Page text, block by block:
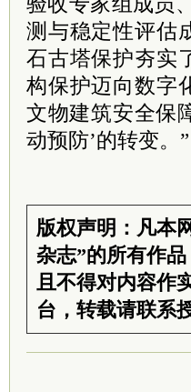
测与稳定性评估
石古塔保护夯实
构保护迈向数字
文物建筑安全保
动预防’的转变。”
版权声明：凡本
杂志”的所有作
且不得对内容作
台，转载请联系